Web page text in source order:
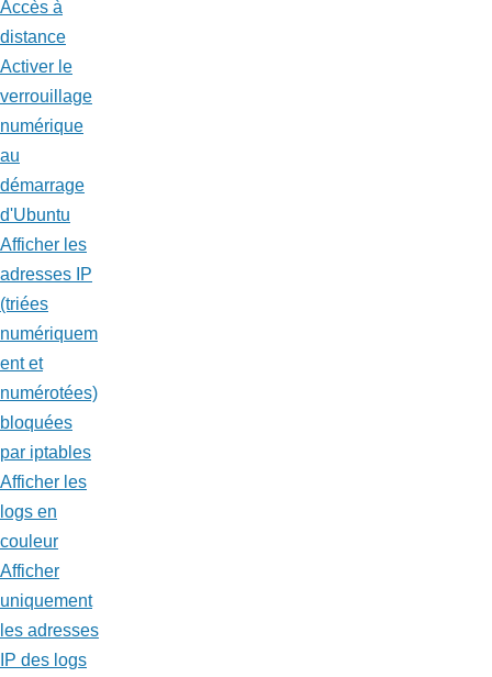
Accès à
distance
Activer le
verrouillage
numérique
au
démarrage
d'Ubuntu
Afficher les
adresses IP
(triées
numériquem
ent et
numérotées)
bloquées
par iptables
Afficher les
logs en
couleur
Afficher
uniquement
les adresses
IP des logs